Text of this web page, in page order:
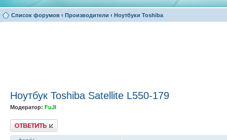
Список форумов ‹ Производители ‹ Ноутбуки Toshiba
Ноутбук Toshiba Satellite L550-179
Модератор: FuJI
Ответить